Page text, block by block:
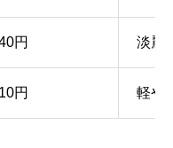
円 淡麗
円 軽や